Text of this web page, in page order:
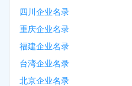
四川企业名录
重庆企业名录
福建企业名录
台湾企业名录
北京企业名录